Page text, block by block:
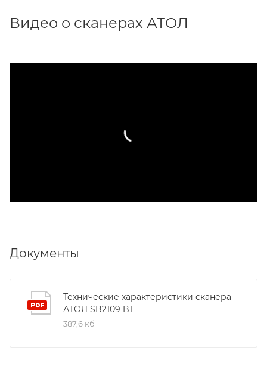
Видео о сканерах АТОЛ
Документы
Технические характеристики сканера
АТОЛ SB2109 BT
387,6 кб